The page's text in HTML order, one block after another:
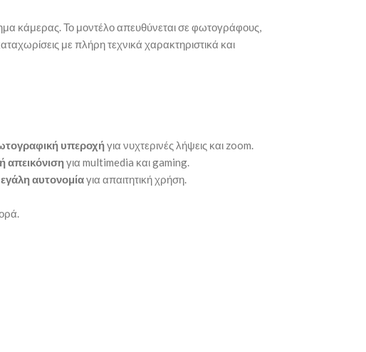
κάμερας. Το μοντέλο απευθύνεται σε φωτογράφους,
με πλήρη τεχνικά χαρακτηριστικά και
υπεροχήγια νυχτερινές λήψεις και zoom.
απεικόνισηγια multimedia και gaming.
αυτονομίαγια απαιτητική χρήση.